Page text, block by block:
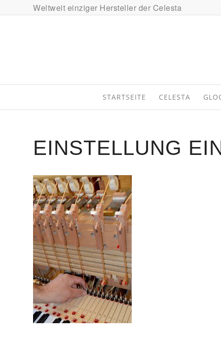
Weltweit einziger Hersteller der Celesta
STARTSEITE CELESTA
EINSTELLUNG